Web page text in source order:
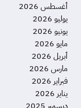
أغسطس 2026
يوليو 2026
يونيو 2026
مايو 2026
أبريل 2026
مارس 2026
فبراير 2026
يناير 2026